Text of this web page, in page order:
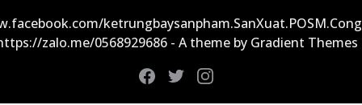
zalo.me/0568929686 - A theme by Gradient